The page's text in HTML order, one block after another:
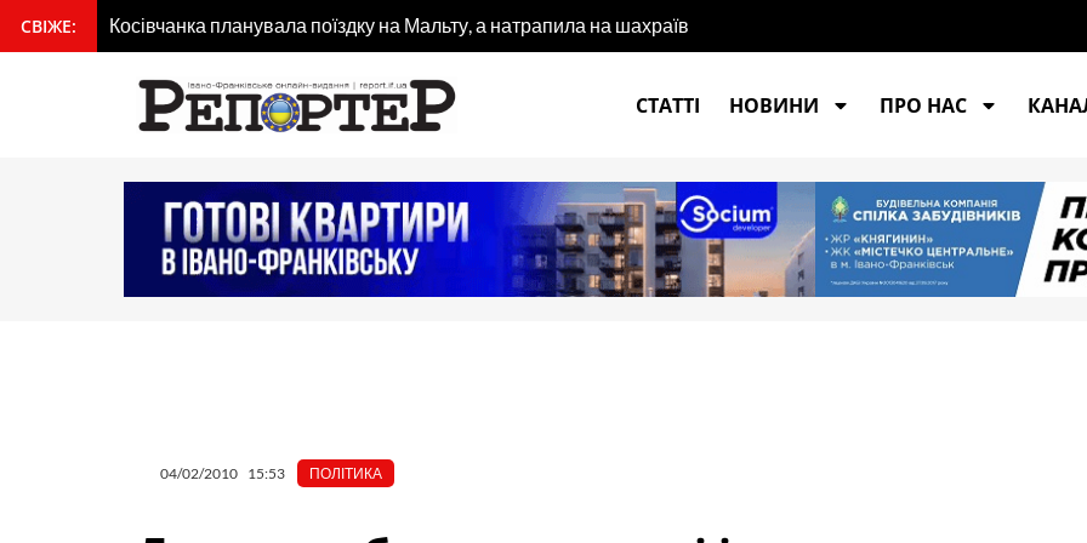
вмісту
СВІЖЕ: Косівчанка планувала поїздку на Мальту, а натрапила на шахраїв
СТАТТІ
НОВИНИ ПРО НАС
04/02/2010 15:53 ПОЛІТИКА